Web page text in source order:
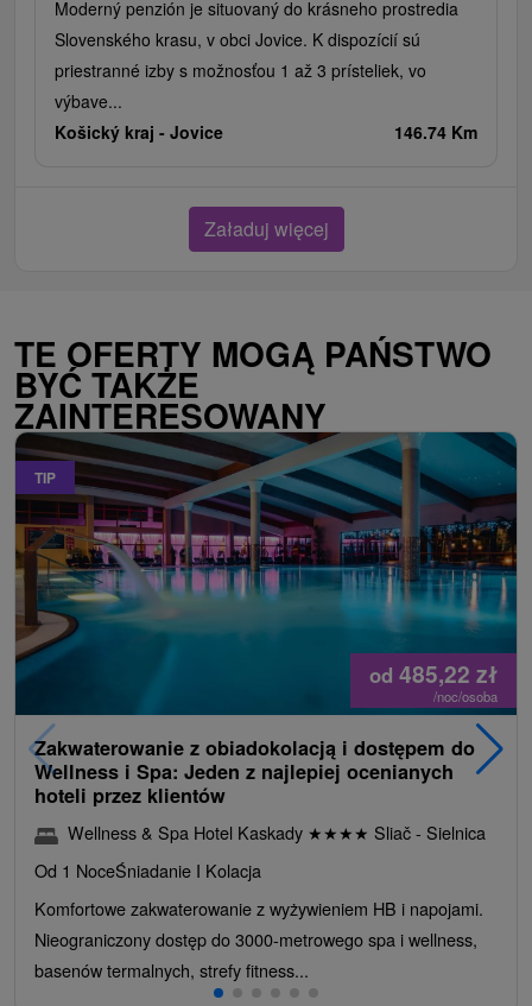
Moderný penzión je situovaný do krásneho prostredia
Slovenského krasu, v obci Jovice. K dispozícií sú
priestranné izby s možnosťou 1 až 3 prísteliek, vo
výbave...
Košický kraj - Jovice 146.74 Km
Załaduj więcej
TE OFERTY MOGĄ PAŃSTWO
BYĆ TAKŻE
ZAINTERESOWANY
TIP
od 485,22 zł
/noc/osoba
Zakwaterowanie z obiadokolacją i dostępem do
Wellness i Spa: Jeden z najlepiej ocenianych
hoteli przez klientów
Wellness & Spa Hotel Kaskady ★★★★ Sliač - Sielnica
Od 1 NoceŚniadanie I Kolacja
Komfortowe zakwaterowanie z wyżywieniem HB i napojami.
Nieograniczony dostęp do 3000-metrowego spa i wellness,
basenów termalnych, strefy fitness...